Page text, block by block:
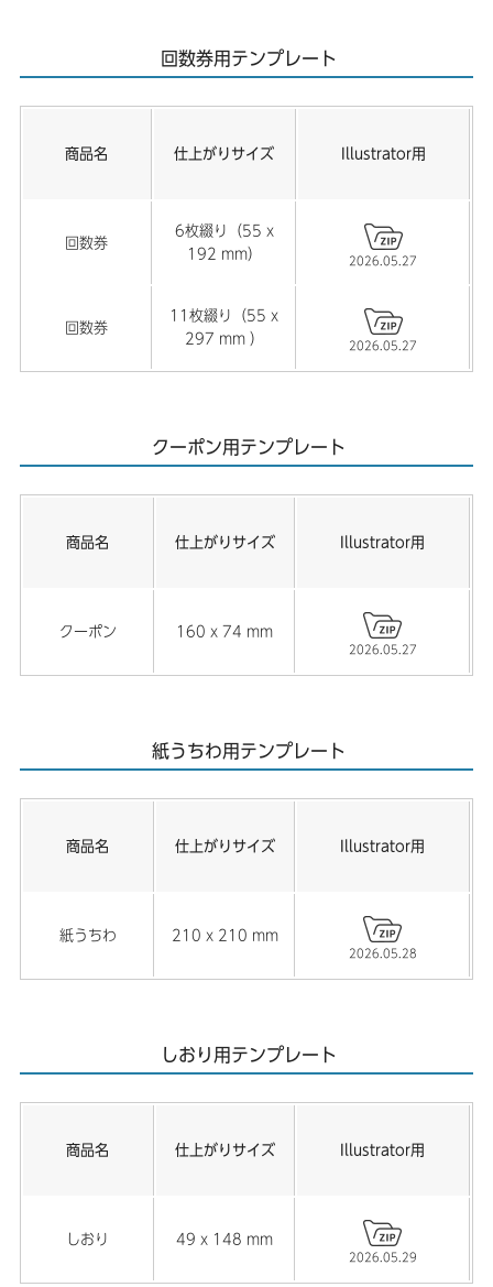
回数券用テンプレート
商品名 仕上がりサイズ Illustrator用
回数券
6枚綴り（55 x
192 mm）
2026.05.27
回数券
11枚綴り（55 x
297 mm ）
2026.05.27
クーポン用テンプレート
商品名 仕上がりサイズ Illustrator用
クーポン 160 x 74 mm
2026.05.27
紙うちわ用テンプレート
商品名 仕上がりサイズ Illustrator用
紙うちわ 210 x 210 mm
2026.05.28
しおり用テンプレート
商品名 仕上がりサイズ Illustrator用
しおり 49 x 148 mm
2026.05.29